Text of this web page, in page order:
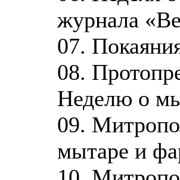
журнала
07.
08.
Неделю о
09.
мытаре и